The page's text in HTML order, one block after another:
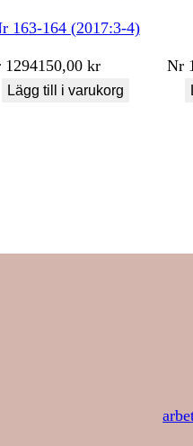
163-164 (2017:3-4)
1294150,00 kr
Lägg till i varukorg
Nr